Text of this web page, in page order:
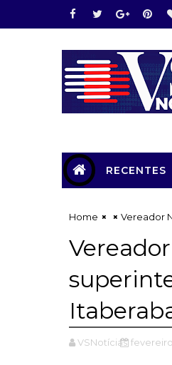
RECENTES
Home Vereador
VSNotícias fevereiro